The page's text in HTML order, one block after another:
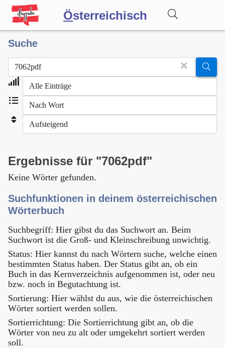
Österreichisch
Wörterbuch
Forum
Blog
Suche
Ergebnisse für "7062pdf"
Keine Wörter gefunden.
Suchfunktionen in deinem österreichischen
Wörterbuch
Suchbegriff: Hier gibst du das Suchwort an. Beim
Suchwort ist die Groß- und Kleinschreibung unwichtig.
Status: Hier kannst du nach Wörtern suche, welche einen
bestimmten Status haben. Der Status gibt an, ob ein
Buch in das Kernverzeichnis aufgenommen ist, oder neu
bzw. noch in Begutachtung ist.
Sortierung: Hier wählst du aus, wie die österreichischen
Wörter sortiert werden sollen.
Sortierrichtung: Die Sortierrichtung gibt an, ob die
Wörter von neu zu alt oder umgekehrt sortiert werden
soll.